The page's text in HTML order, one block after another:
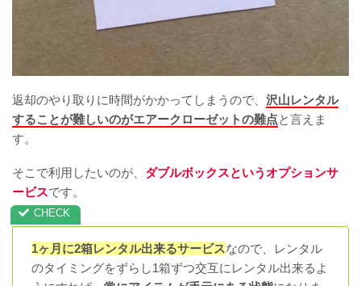
返却のやり取りに時間がかかってしまうので、 沢山レンタル
することが難しいのがエアークローゼットの難点と言えま
す。
そこで利用したいのが、 ダブルボックスというオプションサ
ービスです。
1ヶ月に2箱レンタル出来るサービスなので、レンタル
のタイミングをずらし1箱ずつ交互にレンタル出来るよ